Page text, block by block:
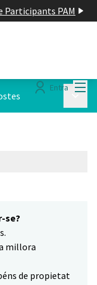
Participants PAM
Entra
se?
millora
de propietat